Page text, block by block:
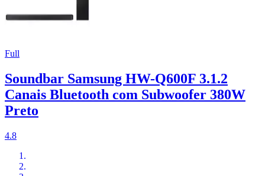
Full
Soundbar Samsung HW-Q600F 3.1.2
Canais Bluetooth com Subwoofer 380W
Preto
4.8